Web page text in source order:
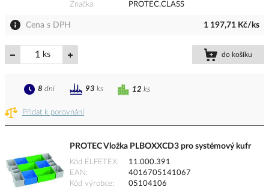
Značka
PROTEC.CLASS
Cena s DPH 1 197,71 Kč/ks
ks do košíku
Přidat k porovnání
12 ks
8 dní 93 ks
PROTEC Vložka PLBOXXCD3 pro systémový kufr
Kód ELFETEX
11.000.391
EAN
4016705141067
Kód výrobce
05104106